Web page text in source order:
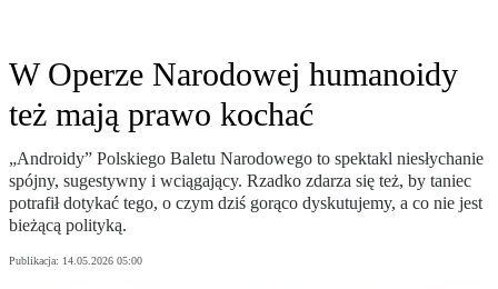
W Operze Narodowej humanoidy
też mają prawo kochać
„Androidy” Polskiego Baletu Narodowego to spektakl niesłychanie
spójny, sugestywny i wciągający. Rzadko zdarza się też, by taniec
potrafił dotykać tego, o czym dziś gorąco dyskutujemy, a co nie jest
bieżącą polityką.
Publikacja: 14.05.2026 05:00